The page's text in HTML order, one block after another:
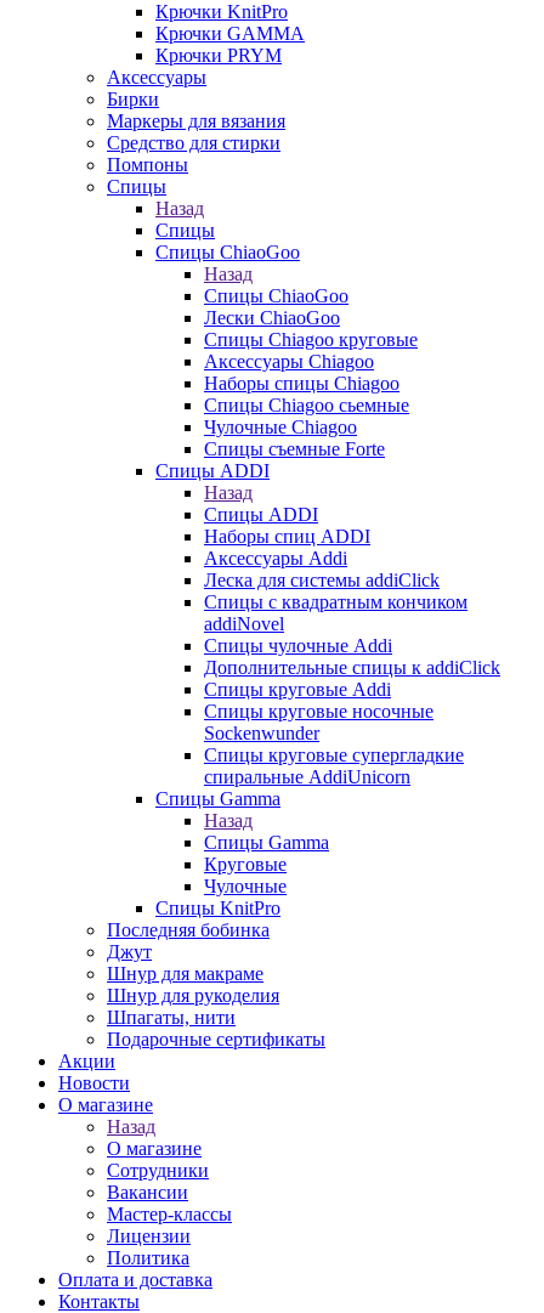
Крючки KnitPro
Крючки GAMMA
Крючки PRYM
Аксессуары
Бирки
Маркеры для вязания
Средство для стирки
Помпоны
Спицы
Назад
Спицы
Спицы ChiaoGoo
Назад
Спицы ChiaoGoo
Лески ChiaoGoo
Cпицы Сhiagoo круговые
Аксессуары Chiagoo
Наборы спицы Chiagoo
Спицы Chiagoo сьемные
Чулочные Chiagoo
Спицы съемные Forte
Спицы ADDI
Назад
Спицы ADDI
Наборы спиц ADDI
Аксессуары Addi
Леска для системы addiClick
Спицы с квадратным кончиком
addiNovel
Спицы чулочные Addi
Дополнительные спицы к addiClick
Спицы круговые Addi
Спицы круговые носочные
Sockenwunder
Спицы круговые супергладкие
спиральные AddiUnicorn
Спицы Gamma
Назад
Спицы Gamma
Круговые
Чулочные
Спицы KnitPro
Последняя бобинка
Джут
Шнур для макраме
Шнур для рукоделия
Шпагаты, нити
Подарочные сертификаты
Акции
Новости
О магазине
Назад
О магазине
Сотрудники
Вакансии
Мастер-классы
Лицензии
Политика
Оплата и доставка
Контакты